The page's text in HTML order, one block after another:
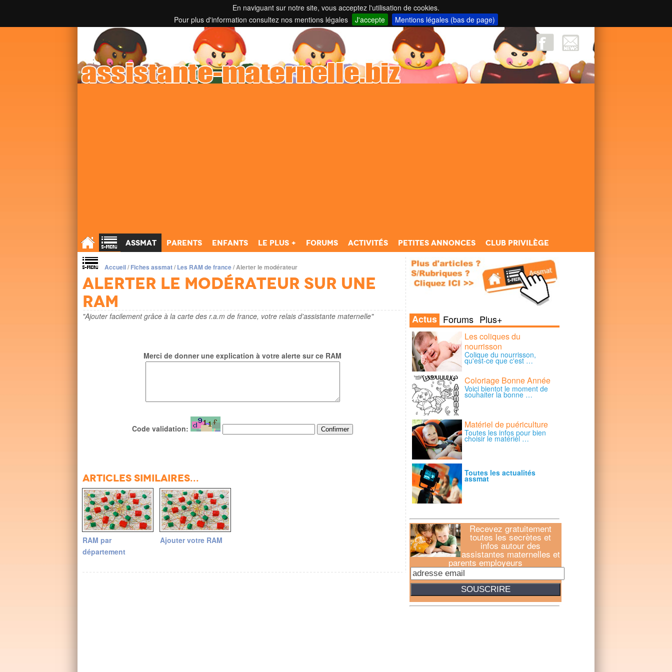
En naviguant sur notre site, vous acceptez l'utilisation de cookies.
Pour plus d'information consultez nos mentions légales
J'accepte Mentions légales (bas de page)
Toutes les informations sur les assistantes maternelles et parents employeurs ...
;
Assmat Parents Enfants Le Plus + Forums Activités Petites annonces Club Privilège
Accueil/Fiches assmat/Les RAM de france/Alerter le modérateur
Alerter le modérateur sur une
ram
"Ajouter facilement grâce à la carte des r.a.m de france, votre relais d'assistante maternelle"
Merci de donner une explication à votre alerte sur ce RAM
Code validation:
Articles similaires...
RAM par
département
Ajouter votre RAM
Actus Forums Plus+
Les coliques du
nourrisson
Colique du nourrisson,
qu'est-ce que c'est …
Coloriage Bonne Année
Voici bientot le moment de
souhaiter la bonne …
Matériel de puériculture
Toutes les infos pour bien
choisir le matériel …
Toutes les actualités
assmat
Recevez gratuitement
toutes les secrètes et
infos autour des
assistantes maternelles et
parents employeurs